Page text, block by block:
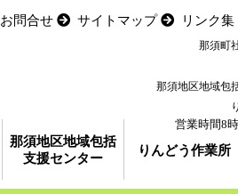
那須地区地域包括
支援センター
りんどう作業所
お問合せ サイトマップ リンク集
那須町
那須地区地域包
営業時間8